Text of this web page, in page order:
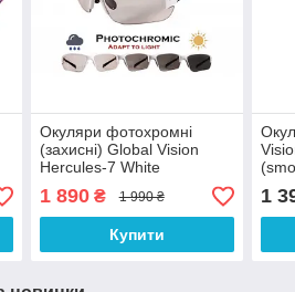
Окуляри фотохромні
(захисні) Global Vision
Hercules-7 White
Photochromic (clear),
фотохромні прозорі в білій
оправі
1 890₴ 1 990 ₴
Купити
1